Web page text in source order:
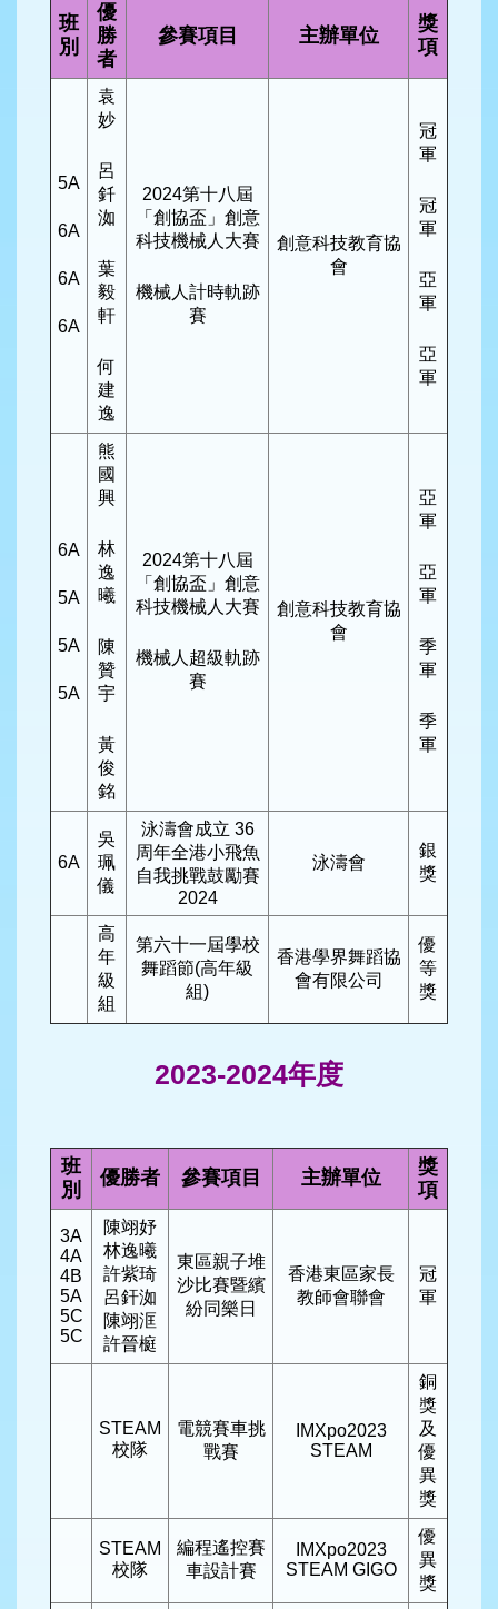
班
別
優
勝
者
參賽項目 主辦單位
獎
項
5A
6A
6A
6A
袁
妙
呂
釺
洳
葉
毅
軒
何
建
逸
2024第十八屆
「創協盃」創意
科技機械人大賽
機械人計時軌跡
賽
創意科技教育協
會
冠
軍
冠
軍
亞
軍
亞
軍
6A
5A
5A
5A
熊
國
興
林
逸
曦
陳
贊
宇
黃
俊
銘
2024第十八屆
「創協盃」創意
科技機械人大賽
機械人超級軌跡
賽
創意科技教育協
會
亞
軍
亞
軍
季
軍
季
軍
6A
吳
珮
儀
泳濤會成立 36
周年全港小飛魚
自我挑戰鼓勵賽
2024
泳濤會
銀
獎
高
年
級
組
第六十一屆學校
舞蹈節(高年級
組)
香港學界舞蹈協
會有限公司
優
等
獎
2023-2024年度
班
別
優勝者 參賽項目 主辦單位
獎
項
3A
4A
4B
5A
5C
5C
陳翊妤
林逸曦
許紫琦
呂釬洳
陳翊洭
許晉榳
東區親子堆
沙比賽暨繽
紛同樂日
香港東區家長
教師會聯會
冠
軍
STEAM
校隊
電競賽車挑
戰賽
IMXpo2023
STEAM
銅
獎
及
優
異
獎
STEAM
校隊
編程遙控賽
車設計賽
IMXpo2023
STEAM GIGO
優
異
獎